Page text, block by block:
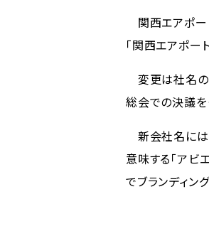
関西エアポー
「関西エアポー
変更は社名の
総会での決議を
新会社名には
意味する「アビ
でブランディン